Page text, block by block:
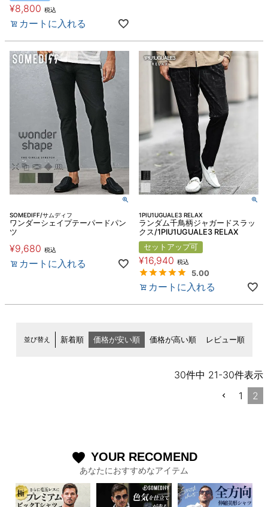
¥8,800 税込
カートに入れる
SOMEDIFF/サムディフ
ワンダーシェイプテーパードパン
ツ
¥9,680 税込
カートに入れる
1PIU1UGUALE3 RELAX
ランダム千鳥柄ジャガードスラッ
クス/1PIU1UGUALE3 RELAX
セットアップ可
¥16,940 税込
5.00
カートに入れる
並び替え 新着順 価格が安い順 価格が高い順 レビュー順
30件中 21-30件表示
1
2
favorite YOUR RECOMEND
あなたにおすすめなアイテム